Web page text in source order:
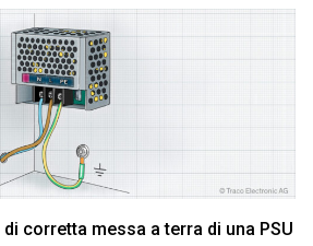
corretta messa a terra di una PSU